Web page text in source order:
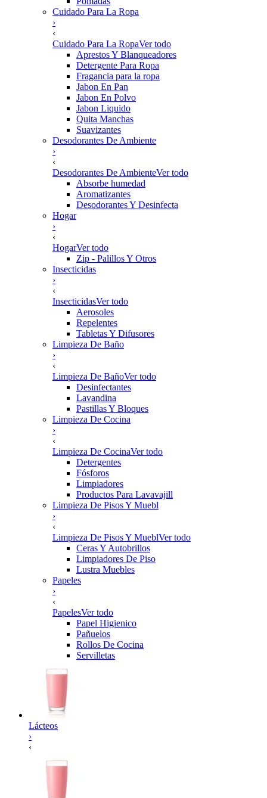
Cuidado Para La Ropa
›
‹
Cuidado Para La RopaVer todo
Aprestos Y Blanqueadores
Detergente Para Ropa
Fragancia para la ropa
Jabon En Pan
Jabon En Polvo
Jabon Liquido
Quita Manchas
Suavizantes
Desodorantes De Ambiente
›
‹
Desodorantes De AmbienteVer todo
Absorbe humedad
Aromatizantes
Desodorantes Y Desinfecta
Hogar
›
‹
HogarVer todo
Zip - Palillos Y Otros
Insecticidas
›
‹
InsecticidasVer todo
Aerosoles
Repelentes
Tabletas Y Difusores
Limpieza De Baño
›
‹
Limpieza De BañoVer todo
Desinfectantes
Lavandina
Pastillas Y Bloques
Limpieza De Cocina
›
‹
Limpieza De CocinaVer todo
Detergentes
Fósforos
Limpiadores
Productos Para Lavavajill
Limpieza De Pisos Y Muebl
›
‹
Limpieza De Pisos Y MueblVer todo
Ceras Y Autobrillos
Limpiadores De Piso
Lustra Muebles
Papeles
›
‹
PapelesVer todo
Papel Higienico
Pañuelos
Rollos De Cocina
Servilletas
Lácteos
›
‹